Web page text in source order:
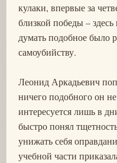
кулаки, впервые за
близкой победы –
думать подобное было
самоубийству.
Леонид Аркадьевич
ничего подобного он
интересуется лишь в
быстро понял
унижать себя
учебной части